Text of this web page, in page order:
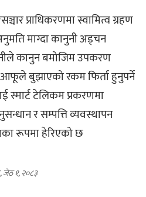
प्राधिकरणमा स्वामित्व ग्रहण
माग्दा कानुनी अड्चन
कानुन बमोजिम उपकरण
आफूले बुझाएको रकम फिर्ता हुनुपर्ने
स्मार्ट टेलिकम प्रकरणमा
र सम्पत्ति व्यवस्थापन
रूपमा हेरिएको छ
जेठ १, २०८३